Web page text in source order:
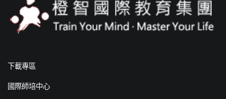
下載專區
國際師培中心